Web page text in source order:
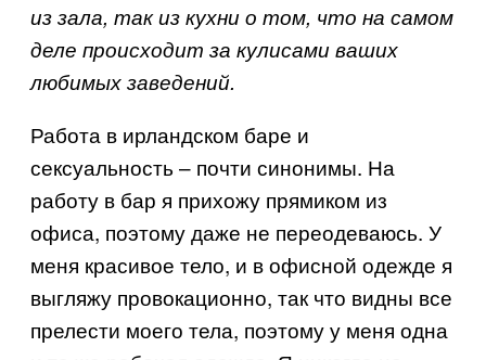
из зала, так из кухни о том, что на самом
деле происходит за кулисами ваших
любимых заведений.
Работа в ирландском баре и
сексуальность – почти синонимы. На
работу в бар я прихожу прямиком из
офиса, поэтому даже не переодеваюсь. У
меня красивое тело, и в офисной одежде я
выгляжу провокационно, так что видны все
прелести моего тела, поэтому у меня одна